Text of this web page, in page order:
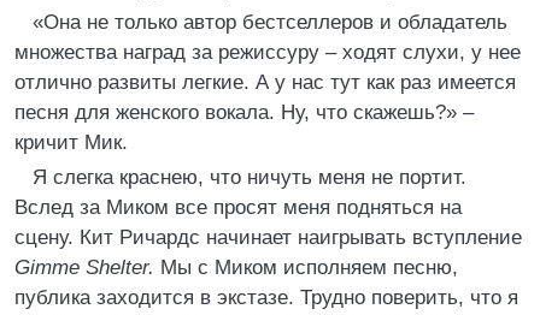
«Она не только автор бестселлеров и обладатель
множества наград за режиссуру – ходят слухи, у нее
отлично развиты легкие. А у нас тут как раз имеется
песня для женского вокала. Ну, что скажешь?» –
кричит Мик.
Я слегка краснею, что ничуть меня не портит.
Вслед за Миком все просят меня подняться на
сцену. Кит Ричардс начинает наигрывать вступление
Gimme Shelter. Мы с Миком исполняем песню,
публика заходится в экстазе. Трудно поверить, что я